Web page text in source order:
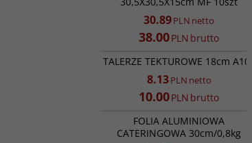
30.89PLN netto
38.00PLN brutto
PROMOCJA
TALERZE TEKTUROWE 18cm A100
8.13PLN netto
10.00PLN brutto
PROMOCJA
FOLIA ALUMINIOWA
CATERINGOWA 30cm/0,8kg